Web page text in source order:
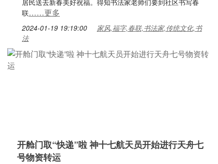
居民送去新春美好祝福。得知书法家老师们要到社区书写春
联……更多
2024-01-19 19:19:00
家风,福字,春联,书法家,传统文化,书
法
开舱门取“快递”啦 神十七航天员开始进行天舟七
号物资转运